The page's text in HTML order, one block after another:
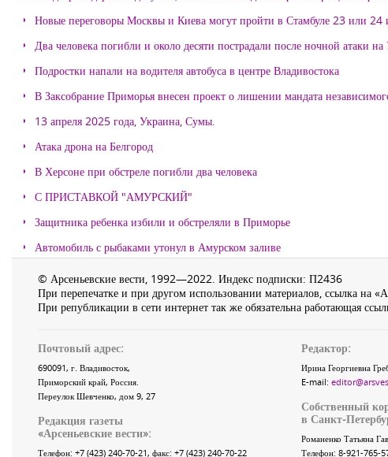
Новые переговоры Москвы и Киева могут пройти в Стамбуле 23 или 24
Два человека погибли и около десяти пострадали после ночной атаки
Подростки напали на водителя автобуса в центре Владивостока
В Заксобрание Приморья внесен проект о лишении мандата
13 апреля 2025 года, Украина, Сумы.
Атака дрона на Белгород
В Херсоне при обстреле погибли два человека
С ПРИСТАВКОЙ "АМУРСКИЙ"
Защитника ребенка избили и обстреляли в Приморье
Автомобиль с рыбаками утонул в Амурском заливе
© Арсеньевские вести, 1992—2022. Индекс подписки: П2436
При перепечатке и при другом использовании материалов, ссылка на
При републикации в сети интернет так же обязательна работающая
Почтовый адрес:
690091, г. Владивосток,
Приморский край, Россия.
Переулок Шевченко, дом 9, 27
Редакция газеты
«Арсеньевские вести»:
Телефон: +7 (423) 240-70-21, факс: +7 (423) 240-70-22
Редактор:
Ирина Георгиевна
E-mail:
Собственный
в Санкт-
Романенко Татьяна
Телефон: 8-921-765-